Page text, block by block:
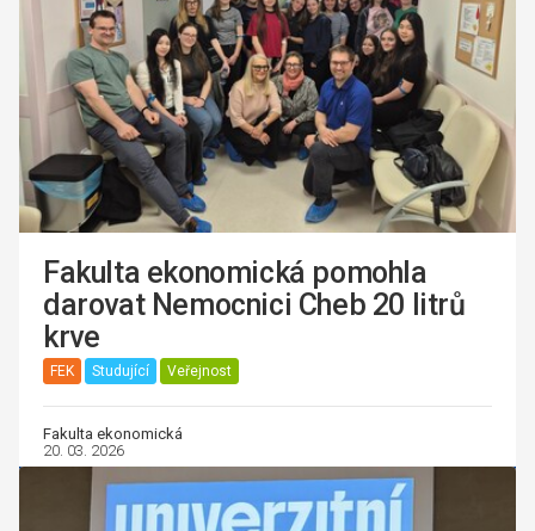
Fakulta ekonomická pomohla
darovat Nemocnici Cheb 20 litrů
krve
FEK Studující Veřejnost
Fakulta ekonomická
20. 03. 2026